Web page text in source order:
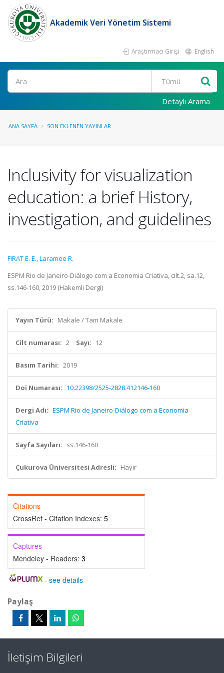
Akademik Veri Yönetim Sistemi
Araştırmacı Girişi English
Ara
Detaylı Arama
ANA SAYFA SON EKLENEN YAYINLAR
Inclusivity for visualization
education: a brief History,
investigation, and guidelines
FIRAT E. E.,Laramee R.
ESPM Rio de Janeiro-Diálogo com a Economia Criativa, cilt.2, sa.12,
ss.146-160, 2019 (Hakemli Dergi)
Yayın Türü: Makale / Tam Makale
Cilt numarası: 2 Sayı: 12
Basım Tarihi: 2019
Doi Numarası: 10.22398/2525-2828.412146-160
Dergi Adı: ESPM Rio de Janeiro-Diálogo com a Economia
Criativa
Sayfa Sayıları: ss.146-160
Çukurova Üniversitesi Adresli: Hayır
Citations
CrossRef - Citation Indexes: 5
Captures
Mendeley - Readers: 3
- see details
Paylaş
İletişim Bilgileri